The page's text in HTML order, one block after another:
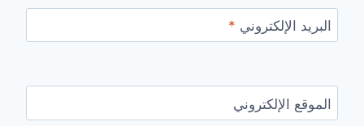
البريد الإلكتروني *
الموقع الإلكتروني